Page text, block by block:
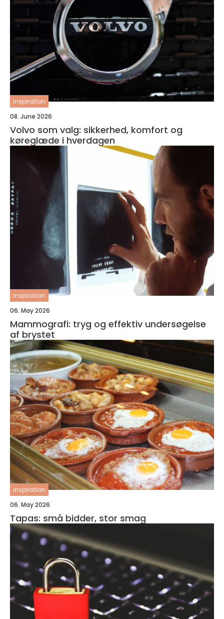
inspiration
08. June 2026
Volvo som valg: sikkerhed, komfort og
køreglæde i hverdagen
inspiration
06. May 2026
Mammografi: tryg og effektiv undersøgelse
af brystet
inspiration
06. May 2026
Tapas: små bidder, stor smag